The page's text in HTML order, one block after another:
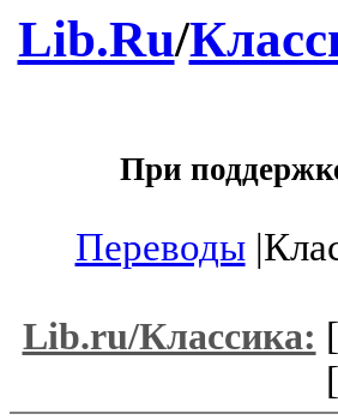
Lib.Ru/
При
Переводы
Lib.ru/Классика: [
[